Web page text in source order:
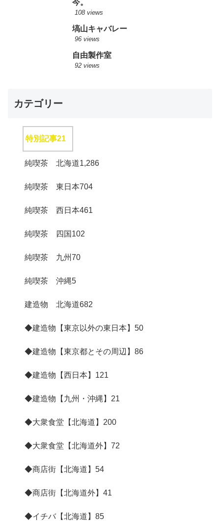
今。
108 views
塙山キャバレー
96 views
自由製作室
92 views
カテゴリー
特別記事21
純喫茶 北海道1,286
純喫茶 東日本704
純喫茶 西日本461
純喫茶 四国 102
純喫茶 九州70
純喫茶 沖縄5
建造物 北海道682
◆建造物【東京以外の東日本】 50
◆建造物【東京都とその周辺】 86
◆建造物【西日本】 121
◆建造物【九州・沖縄】 21
◆大衆食堂【北海道】 200
◆大衆食堂【北海道外】 72
◆商店街【北海道】 54
◆商店街【北海道外】 41
◆イチバ【北海道】 85